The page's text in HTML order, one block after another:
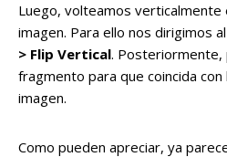
Luego, volteamos
imagen. Para ello nos dirigimos
> Flip Vertical. Posteriormente,
fragmento para que coincida
imagen.
Como pueden apreciar, ya